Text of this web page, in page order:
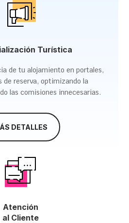
Turística
de tu alojamiento en portales,
de reserva, optimizando la
las comisiones innecesarias.
DETALLES
Atención
al Cliente